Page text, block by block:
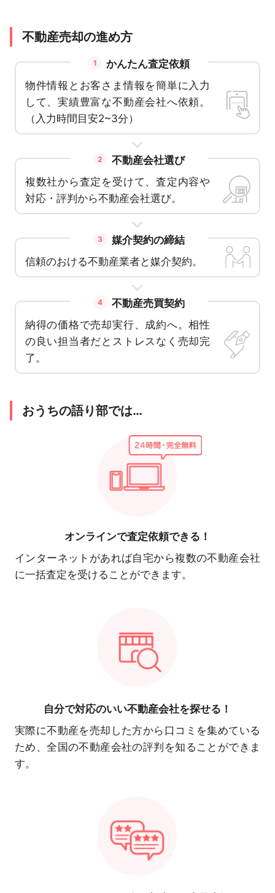
不動産売却の進め方
1
かんたん査定依頼
物件情報とお客さま情報を簡単に入力
して、実績豊富な不動産会社へ依頼。
（入力時間目安2~3分）
2
不動産会社選び
複数社から査定を受けて、査定内容や
対応・評判から不動産会社選び。
3
媒介契約の締結
信頼のおける不動産業者と媒介契約。
4
不動産売買契約
納得の価格で売却実行、成約へ。相性
の良い担当者だとストレスなく売却完
了。
おうちの語り部では…
オンラインで査定依頼できる！
インターネットがあれば自宅から複数の不動産会社
に一括査定を受けることができます。
自分で対応のいい不動産会社を探せる！
実際に不動産を売却した方から口コミを集めている
ため、全国の不動産会社の評判を知ることができま
す。